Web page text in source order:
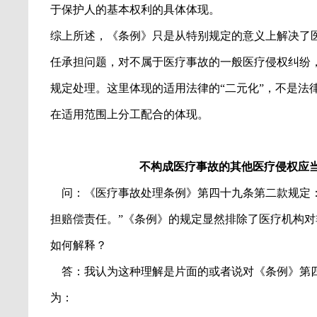
于保护人的基本权利的具体体现。
综上所述，《条例》只是从特别规定的意义上解决了
任承担问题，对不属于医疗事故的一般医疗侵权纠纷
规定处理。这里体现的适用法律的“二元化” ，不是法
在适用范围上分工配合的体现。
不构成医疗事故的其他医疗侵权应
问：《医疗事故处理条例》第四十九条第二款规定
担赔偿责任。 ” 《条例》的规定显然排除了医疗机构
如何解释？
答：我认为这种理解是片面的或者说对《条例》第
为：